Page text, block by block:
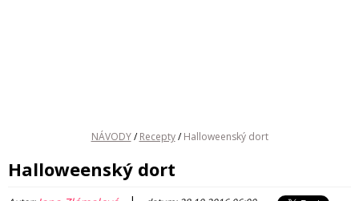
NÁVODY / Recepty / Halloweenský dort
Halloweenský dort